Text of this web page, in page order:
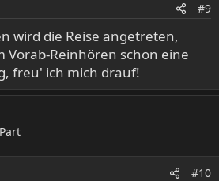
#9
wird die Reise angetreten,
Vorab-Reinhören schon eine
freu' ich mich drauf!
#10